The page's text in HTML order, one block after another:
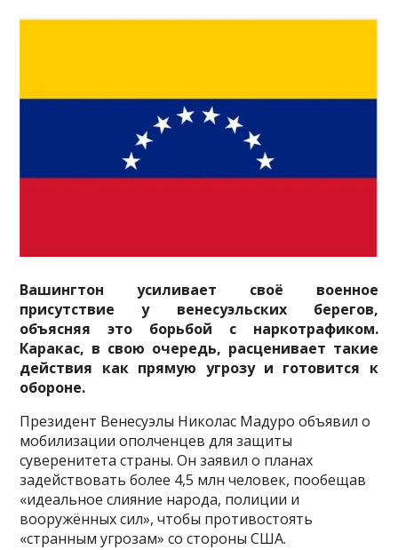
Вашингтон усиливает своё военное
присутствие у венесуэльских берегов,
объясняя это борьбой с наркотрафиком.
Каракас, в свою очередь, расценивает такие
действия как прямую угрозу и готовится к
обороне.
Президент Венесуэлы Николас Мадуро объявил о
мобилизации ополченцев для защиты
суверенитета страны. Он заявил о планах
задействовать более 4,5 млн человек, пообещав
«идеальное слияние народа, полиции и
вооружённых сил», чтобы противостоять
«странным угрозам» со стороны США.